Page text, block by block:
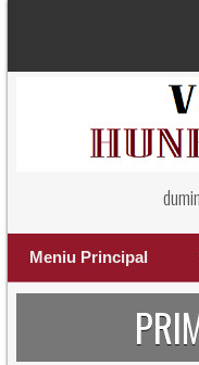
Meniu Principal